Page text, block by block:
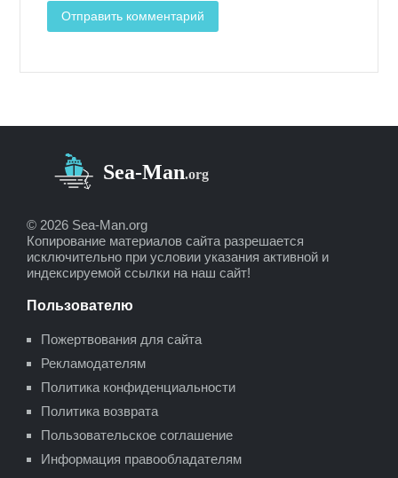
© 2026 Sea-Man.org
Копирование материалов сайта разрешается
исключительно при условии указания активной и
индексируемой ссылки на наш сайт!
Пользователю
Пожертвования для сайта
Рекламодателям
Политика конфиденциальности
Политика возврата
Пользовательское соглашение
Информация правообладателям